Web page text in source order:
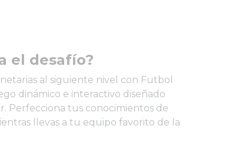
el desafío?
al siguiente nivel con Futbol
dinámico e interactivo diseñado
Perfecciona tus conocimientos de
llevas a tu equipo favorito de la